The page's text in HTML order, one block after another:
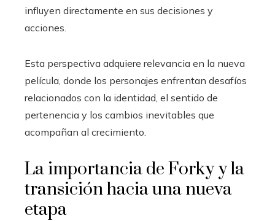
influyen directamente en sus decisiones y
acciones.
Esta perspectiva adquiere relevancia en la nueva
película, donde los personajes enfrentan desafíos
relacionados con la identidad, el sentido de
pertenencia y los cambios inevitables que
acompañan al crecimiento.
La importancia de Forky y la
transición hacia una nueva
etapa